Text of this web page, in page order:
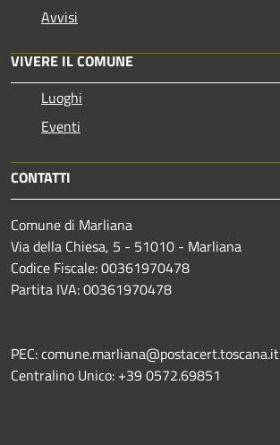
Avvisi
VIVERE IL COMUNE
Luoghi
Eventi
CONTATTI
Comune di Marliana
Via della Chiesa, 5 - 51010 - Marliana
Codice Fiscale: 00361970478
Partita IVA: 00361970478
PEC: comune.marliana@postacert.toscana.it
Centralino Unico: +39 0572.69851